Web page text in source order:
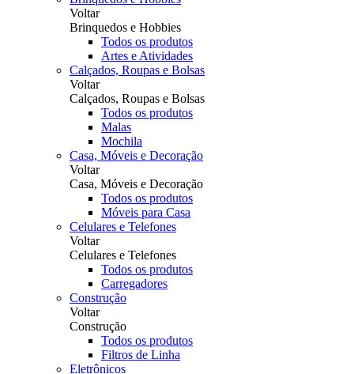
Voltar
Brinquedos e Hobbies
Todos os produtos
Artes e Atividades
Calçados, Roupas e Bolsas
Voltar
Calçados, Roupas e Bolsas
Todos os produtos
Malas
Mochila
Casa, Móveis e Decoração
Voltar
Casa, Móveis e Decoração
Todos os produtos
Móveis para Casa
Celulares e Telefones
Voltar
Celulares e Telefones
Todos os produtos
Carregadores
Construção
Voltar
Construção
Todos os produtos
Filtros de Linha
Eletrônicos